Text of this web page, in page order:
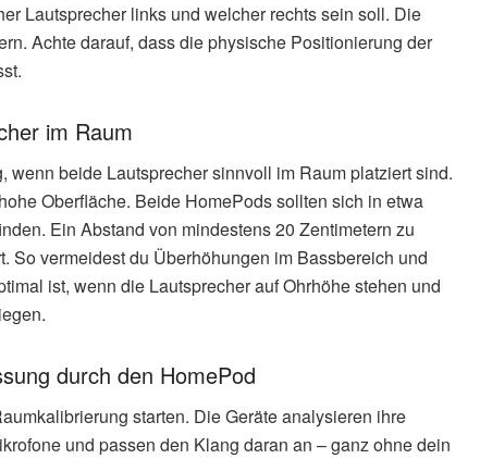
Lautsprecher links und welcher rechts sein soll. Die
Achte darauf, dass die physische Positionierung der
im Raum
wenn beide Lautsprecher sinnvoll im Raum platziert sind.
Oberfläche. Beide HomePods sollten sich in etwa
Ein Abstand von mindestens 20 Zentimetern zu
So vermeidest du Überhöhungen im Bassbereich und
ist, wenn die Lautsprecher auf Ohrhöhe stehen und
durch den HomePod
starten. Die Geräte analysieren ihre
und passen den Klang daran an – ganz ohne dein